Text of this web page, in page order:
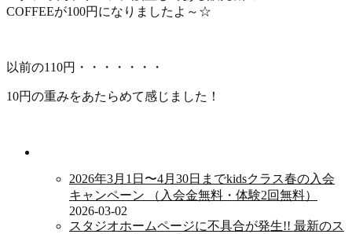
COFFEEが100円になりましたよ～☆
以前の110円・・・・・・・
10円の重みをあたらめて感じました！
2026年3月1日〜4月30日までkidsクラス春の入会
キャンペーン （入会金無料・体験2回無料）
2026-03-02
スタジオホームページに不具合が発生!! 最新のス